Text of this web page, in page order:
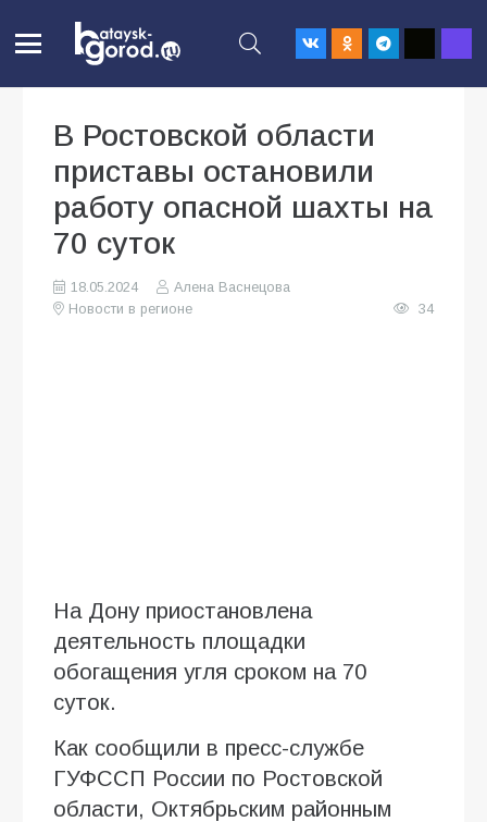
В Ростовской области
приставы остановили
работу опасной шахты на
70 суток
18.05.2024
Алена Васнецова
Новости в регионе
34
На Дону приостановлена
деятельность площадки
обогащения угля сроком на 70
суток.
Как сообщили в пресс-службе
ГУФССП России по Ростовской
области, Октябрьским районным